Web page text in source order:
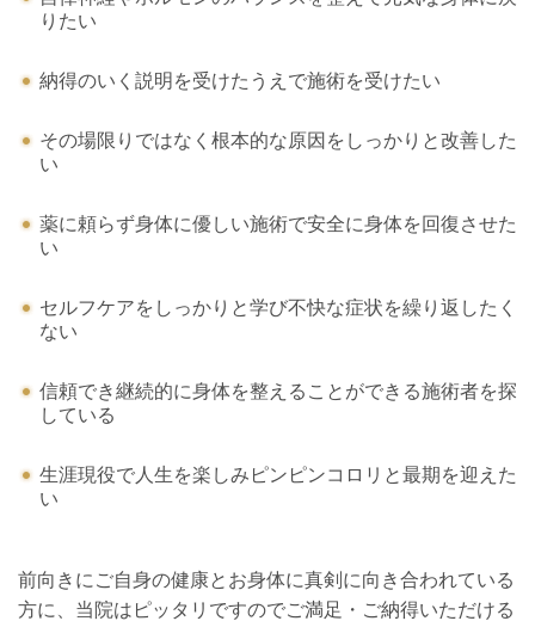
りたい
納得のいく説明を受けたうえで施術を受けたい
その場限りではなく根本的な原因をしっかりと改善した
い
薬に頼らず身体に優しい施術で安全に身体を回復させた
い
セルフケアをしっかりと学び不快な症状を繰り返したく
ない
信頼でき継続的に身体を整えることができる施術者を探
している
生涯現役で人生を楽しみピンピンコロリと最期を迎えた
い
前向きにご自身の健康とお身体に真剣に向き合われている
方に、 当院はピッタリですのでご満足・ご納得いただける